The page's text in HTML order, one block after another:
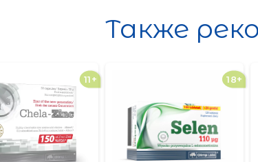
Также
11+ 18+